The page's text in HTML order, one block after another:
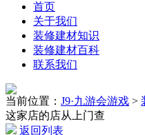
首页
关于我们
装修建材知识
装修建材百科
联系我们
当前位置： J9·九游会游戏 >
这家店的店从上门查
返回列表